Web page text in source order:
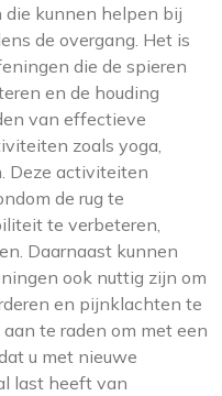
die kunnen helpen bij
de overgang. Het is
die de spieren
en de houding
van effectieve
zoals yoga,
Deze activiteiten
de rug te
te verbeteren,
Daarnaast kunnen
ook nuttig zijn om
en pijnklachten te
te raden om met een
u met nieuwe
last heeft van